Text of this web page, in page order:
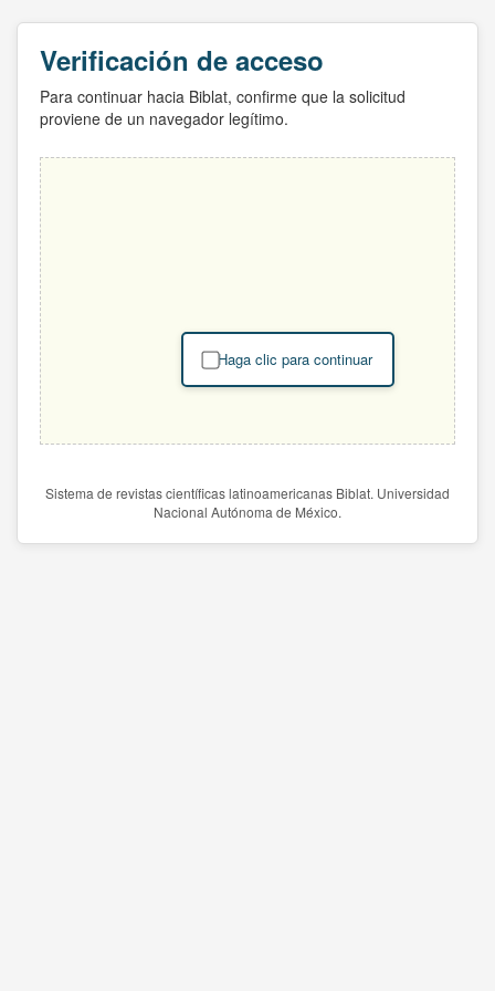
Verificación de acceso
Para continuar hacia Biblat, confirme que la solicitud
proviene de un navegador legítimo.
Haga clic para continuar
Sistema de revistas científicas latinoamericanas Biblat. Universidad
Nacional Autónoma de México.